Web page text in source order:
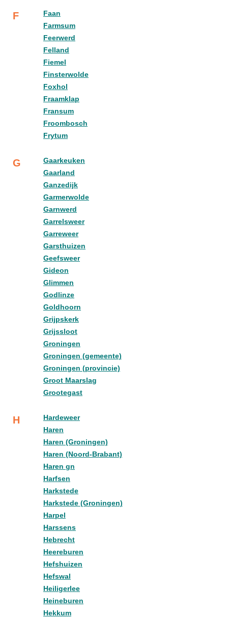
F
Faan
Farmsum
Feerwerd
Felland
Fiemel
Finsterwolde
Foxhol
Fraamklap
Fransum
Froombosch
Frytum
G
Gaarkeuken
Gaarland
Ganzedijk
Garmerwolde
Garnwerd
Garrelsweer
Garreweer
Garsthuizen
Geefsweer
Gideon
Glimmen
Godlinze
Goldhoorn
Grijpskerk
Grijssloot
Groningen
Groningen (gemeente)
Groningen (provincie)
Groot Maarslag
Grootegast
H
Hardeweer
Haren
Haren (Groningen)
Haren (Noord-Brabant)
Haren gn
Harfsen
Harkstede
Harkstede (Groningen)
Harpel
Harssens
Hebrecht
Heereburen
Hefshuizen
Hefswal
Heiligerlee
Heineburen
Hekkum